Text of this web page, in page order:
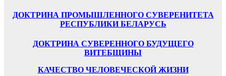
ДОКТРИНА ПРОМЫШЛЕННОГО СУВЕРЕНИТЕТА
РЕСПУБЛИКИ БЕЛАРУСЬ
ДОКТРИНА СУВЕРЕННОГО БУДУЩЕГО
ВИТЕБЩИНЫ
КАЧЕСТВО ЧЕЛОВЕЧЕСКОЙ ЖИЗНИ